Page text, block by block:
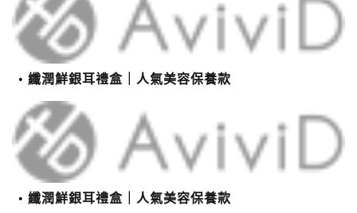
纖潤鮮銀耳禮盒｜人氣美容保養款
纖潤鮮銀耳禮盒｜人氣美容保養款